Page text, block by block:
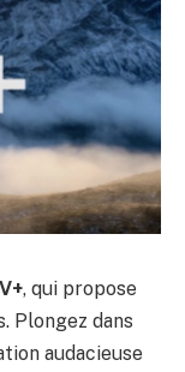
, qui propose
Plongez dans
audacieuse